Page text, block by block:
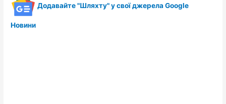
Додавайте "Шляхту" у свої джерела Google
Новини